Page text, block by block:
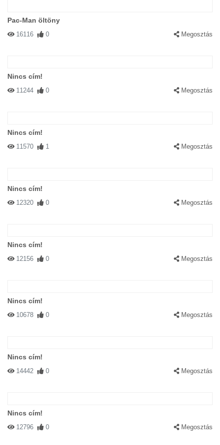
Pac-Man öltöny
16116 0 Megosztás
Nincs cím!
11244 0 Megosztás
Nincs cím!
11570 1 Megosztás
Nincs cím!
12320 0 Megosztás
Nincs cím!
12156 0 Megosztás
Nincs cím!
10678 0 Megosztás
Nincs cím!
14442 0 Megosztás
Nincs cím!
12796 0 Megosztás